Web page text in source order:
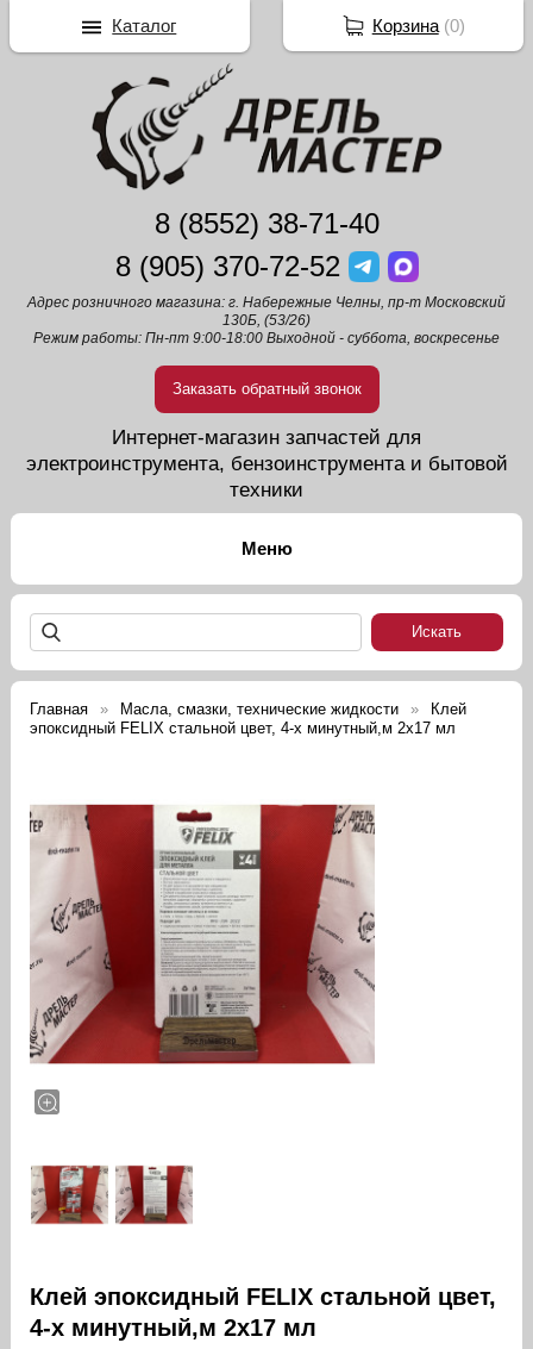
8 (8552) 38-71-40
8 (905) 370-72-52
Адрес розничного магазина: г. Набережные Челны, пр-т Московский
130Б, (53/26)
Режим работы: Пн-пт 9:00-18:00 Выходной - суббота, воскресенье
Заказать обратный звонок
Интернет-магазин запчастей для
электроинструмента, бензоинструмента и бытовой
техники
Главная Масла, смазки, технические жидкости
Клей
эпоксидный FELIX стальной цвет, 4-х минутный,м 2х17 мл
Клей эпоксидный FELIX стальной цвет,
4-х минутный,м 2х17 мл
Корзина(0)
Каталог